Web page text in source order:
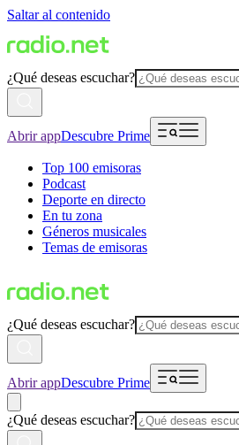
Saltar al contenido
¿Qué deseas escuchar?
Abrir appDescubre Prime
Top 100 emisoras
Podcast
Deporte en directo
En tu zona
Géneros musicales
Temas de emisoras
¿Qué deseas escuchar?
Abrir appDescubre Prime
¿Qué deseas escuchar?